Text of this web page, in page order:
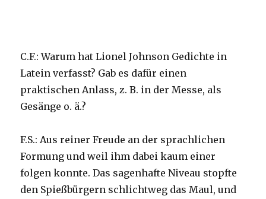
C.F.: Warum hat Lionel Johnson Gedichte in
Latein verfasst? Gab es dafür einen
praktischen Anlass, z. B. in der Messe, als
Gesänge o. ä.?
F.S.: Aus reiner Freude an der sprachlichen
Formung und weil ihm dabei kaum einer
folgen konnte. Das sagenhafte Niveau stopfte
den Spießbürgern schlichtweg das Maul, und